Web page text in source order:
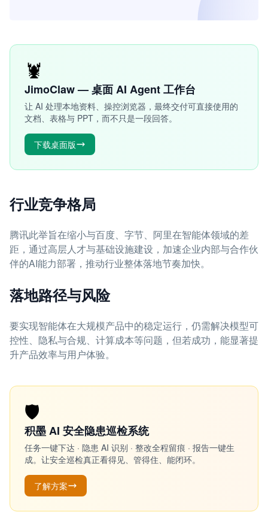
🦞
JimoClaw — 桌面 AI Agent 工作台
让 AI 处理本地资料、操控浏览器，最终交付可直接使用的
文档、表格与 PPT，而不只是一段回答。
下载桌面版
行业竞争格局
腾讯此举旨在缩小与百度、字节、阿里在智能体领域的差
距，通过高层人才与基础设施建设，加速企业内部与合作伙
伴的AI能力部署，推动行业整体落地节奏加快。
落地路径与风险
要实现智能体在大规模产品中的稳定运行，仍需解决模型可
控性、隐私与合规、计算成本等问题，但若成功，能显著提
升产品效率与用户体验。
🛡️
积墨 AI 安全隐患巡检系统
任务一键下达 · 隐患 AI 识别 · 整改全程留痕 · 报告一键生
成。让安全巡检真正看得见、管得住、能闭环。
了解方案